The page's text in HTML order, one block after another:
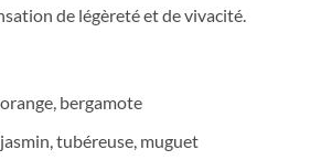
de légèreté et de vivacité.
bergamote
tubéreuse, muguet